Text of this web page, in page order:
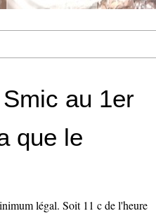
au 1er
que le
légal. Soit 11 c de l'heure